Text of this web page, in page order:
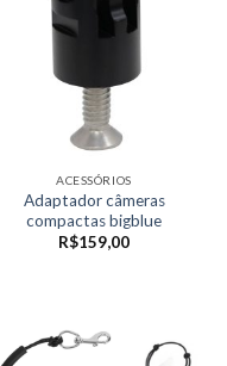
ACESSÓRIOS
Adaptador câmeras
compactas bigblue
R$159,00